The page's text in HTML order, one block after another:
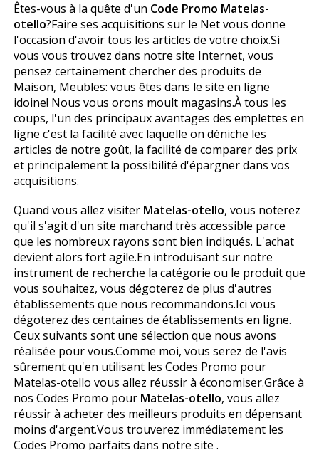
Êtes-vous à la quête d'un Code Promo Matelas-
otello?Faire ses acquisitions sur le Net vous donne
l'occasion d'avoir tous les articles de votre choix.Si
vous vous trouvez dans notre site Internet, vous
pensez certainement chercher des produits de
Maison, Meubles: vous êtes dans le site en ligne
idoine! Nous vous offrons moult magasins.À tous les
coups, l'un des principaux avantages des emplettes en
ligne c'est la facilité avec laquelle on déniche les
articles de notre goût, la facilité de comparer des prix
et principalement la possibilité d'épargner dans vos
acquisitions.
Quand vous allez visiter Matelas-otello, vous noterez
qu'il s'agit d'un site marchand très accessible parce
que les nombreux rayons sont bien indiqués. L'achat
devient alors fort agile.En introduisant sur notre
instrument de recherche la catégorie ou le produit que
vous souhaitez, vous dégoterez de plus d'autres
établissements que nous recommandons.Ici vous
dégoterez des centaines de établissements en ligne.
Ceux suivants sont une sélection que nous avons
réalisée pour vous.Comme moi, vous serez de l'avis
sûrement qu'en utilisant les Codes Promo pour
Matelas-otello vous allez réussir à économiser.Grâce à
nos Codes Promo pour Matelas-otello, vous allez
réussir à acheter des meilleurs produits en dépensant
moins d'argent.Vous trouverez immédiatement les
Codes Promo parfaits dans notre site .